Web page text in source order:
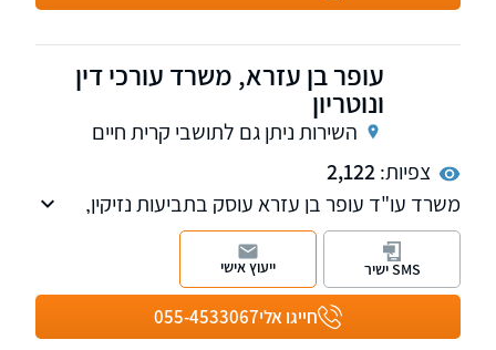
עופר בן עזרא, משרד עורכי דין
ונוטריון
השירות ניתן גם לתושבי קרית חיים
צפיות:2,122
משרד עו"ד עופר בן עזרא עוסק בתביעות נזיקין,
תאונות דרכים לרבות ובפרט אופנועים, וביטוח כולל
ביטוח לאומי וועדות רפואיות, נזקי גוף ורכוש
בתאונות דרכים, תאונות עבודה, פציעות במרחב
הציבורי ועוד, ליטיגציה ושירותי נוטריון וייפוי כוח
מתמשך. בנוסף, במשרדנו עו"ד בתחום דיני
חייגו אלי055-4533067
SMS ישיר ייעוץ אישי